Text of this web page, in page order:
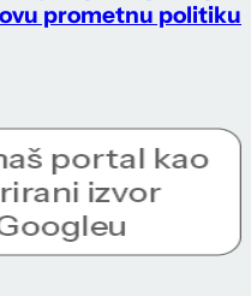
prometnu politiku